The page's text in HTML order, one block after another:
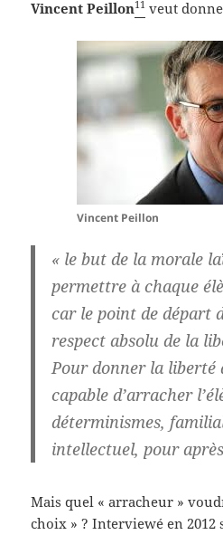
Vincent Peillon11 veut
Vincent Peillon
« le but de la morale
permettre à chaque
car le point de départ
respect absolu de la
Pour donner la liberté
capable d’arracher
déterminismes,
intellectuel, pour
Mais quel « arracheur »
choix » ? Interviewé en